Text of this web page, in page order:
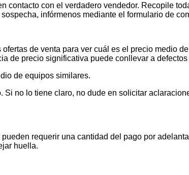
contacto con el verdadero vendedor. Recopile
infórmenos mediante el formulario de
de venta para ver cuál es el precio medio
de precio significativa puede conllevar a
de equipos similares.
no lo tiene claro, no dude en solicitar
requerir una cantidad del pago por
huella.